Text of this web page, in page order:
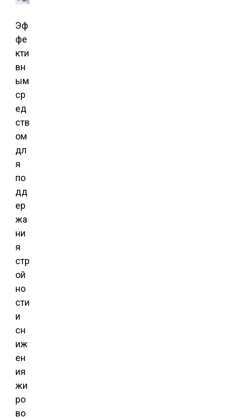
Эф
фе
кти
вн
ым
ср
ед
ств
ом
дл
я
по
дд
ер
жа
ни
я
стр
ой
но
сти
и
сн
иж
ен
ия
жи
ро
во